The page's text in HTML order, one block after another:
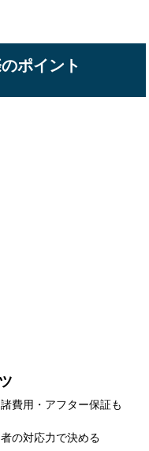
ポイント
費用・アフター保証も
の対応力で決める